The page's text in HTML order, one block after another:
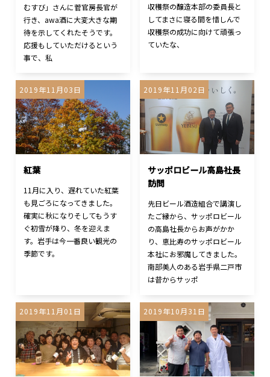
むすび」さんに菅官房長官が
行き、awa酒に大変大きな期
待を示してくれたそうです。
応援もしていただけるという
事で、私
収穫祭の醸造本部の委員長と
してまさに寝る間を惜しんで
収穫祭の成功に向けて頑張っ
ていたな、
2019年11月03日
紅葉
11月に入り、遅れていた紅葉
も見ごろになってきました。
確実に秋になりそしてもうす
ぐ初雪が降り、冬を迎えま
す。岩手は今一番良い観光の
季節です。
2019年11月02日
サッポロビール高島社長
訪問
先日ビール酒造組合で講演し
たご縁から、サッポロビール
の高島社長からお声がかか
り、恵比寿のサッポロビール
本社にお邪魔してきました。
南部美人のある岩手県二戸市
は昔からサッポ
2019年11月01日 2019年10月31日